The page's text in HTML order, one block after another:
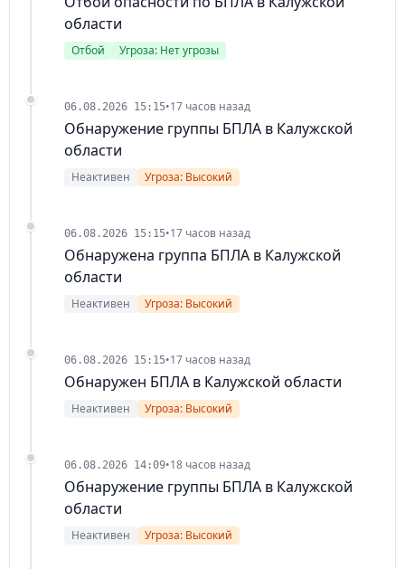
области
Отбой Угроза: Нет угрозы
06.08.2026 15:15•17 часов назад
Обнаружение группы БПЛА в Калужской
области
Неактивен Угроза: Высокий
06.08.2026 15:15•17 часов назад
Обнаружена группа БПЛА в Калужской
области
Неактивен Угроза: Высокий
06.08.2026 15:15•17 часов назад
Обнаружен БПЛА в Калужской области
Неактивен Угроза: Высокий
06.08.2026 14:09•18 часов назад
Обнаружение группы БПЛА в Калужской
области
Неактивен Угроза: Высокий